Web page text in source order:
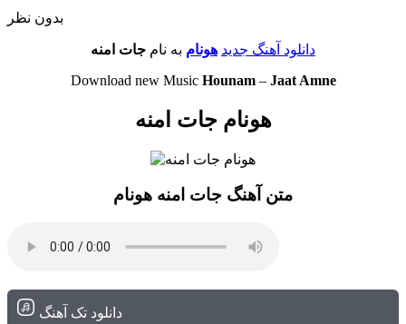
بدون نظر
دانلود آهنگ جدید هونام به نام جات امنه
Download new Music Hounam– Jaat Amne
هونام جات امنه
متن آهنگ جات امنه هونام
دانلود تک آهنگ